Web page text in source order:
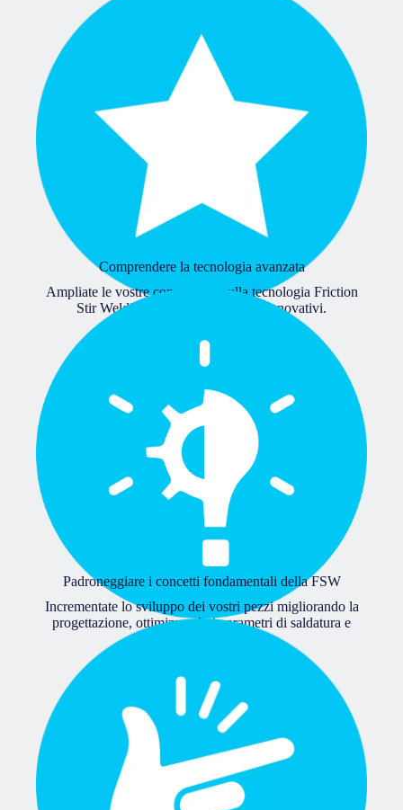
Comprendere la tecnologia avanzata
Ampliate le vostre conoscenze sulla tecnologia Friction
Stir Welding per progettare pezzi innovativi.
Padroneggiare i concetti fondamentali della FSW
Incrementate lo sviluppo dei vostri pezzi migliorando la
progettazione, ottimizzando i parametri di saldatura e
aumentando le velocità.